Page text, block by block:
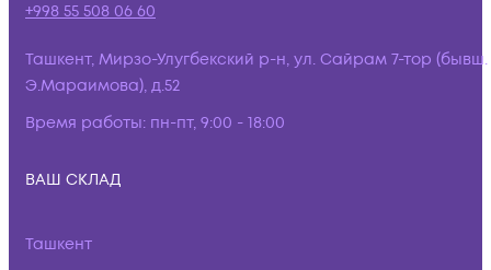
+998 55 508 06 60
Ташкент, Мирзо-Улугбекский р-н, ул. Сайрам 7-тор (бывш.
Э.Мараимова), д.52
Время работы: пн-пт, 9:00 - 18:00
ВАШ СКЛАД
Ташкент